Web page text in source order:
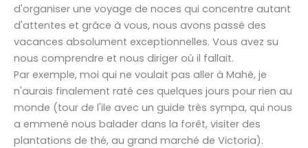
d'organiser une voyage de noces qui concentre autant
d'attentes et grâce à vous, nous avons passé des
vacances absolument exceptionnelles. Vous avez su
nous comprendre et nous diriger où il fallait.
Par exemple, moi qui ne voulait pas aller à Mahé, je
n'aurais finalement raté ces quelques jours pour rien au
monde (tour de l'ile avec un guide très sympa, qui nous
a emmené nous balader dans la forêt, visiter des
plantations de thé, au grand marché de Victoria).